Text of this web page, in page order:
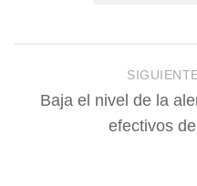
Baja el nivel de la
efectivos